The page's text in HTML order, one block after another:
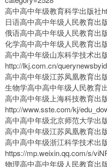
高中高中年级教育科学出版社
日语高中高中年级人民教育出
俄语高中高中年级人民教育出
化学高中高中年级人民教育出
高中高中年级山东科学技术出
http://lkj.com.cn/
高中高中年级江苏凤凰教育出
生物学高中高中年级人民教育
高中高中年级上海科技教育出
http://www.sste.com/kj/
高中高中年级北京师范大学出
高中高中年级江苏凤凰教育出
高中高中年级浙江科学技术出
https://mp.weixin.qq.com/s/
物理高中高中年级人民教育出